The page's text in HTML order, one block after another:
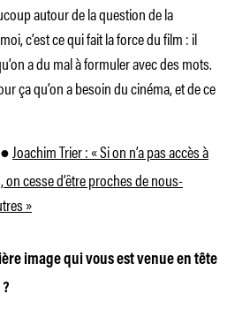
autour de la question de la
c’est ce qui fait la force du film : il
a du mal à formuler avec des mots.
ça qu’on a besoin du cinéma, et de ce
● Joachim Trier : « Si on n’a pas accès à
cesse d’être proches de nous-
»
image qui vous est venue en tête